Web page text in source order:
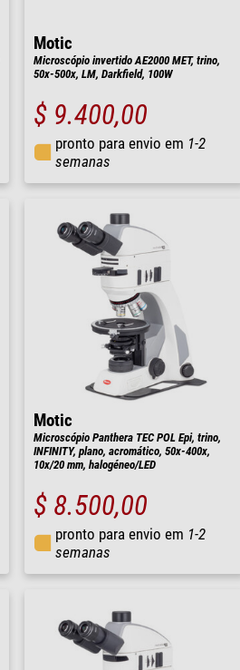
Motic
Microscópio invertido AE2000 MET, trino,
50x-500x, LM, Darkfield, 100W
$ 9.400,00
pronto para envio em 1-2
semanas
Motic
Microscópio Panthera TEC POL Epi, trino,
INFINITY, plano, acromático, 50x-400x,
10x/20 mm, halogéneo/LED
$ 8.500,00
pronto para envio em 1-2
semanas